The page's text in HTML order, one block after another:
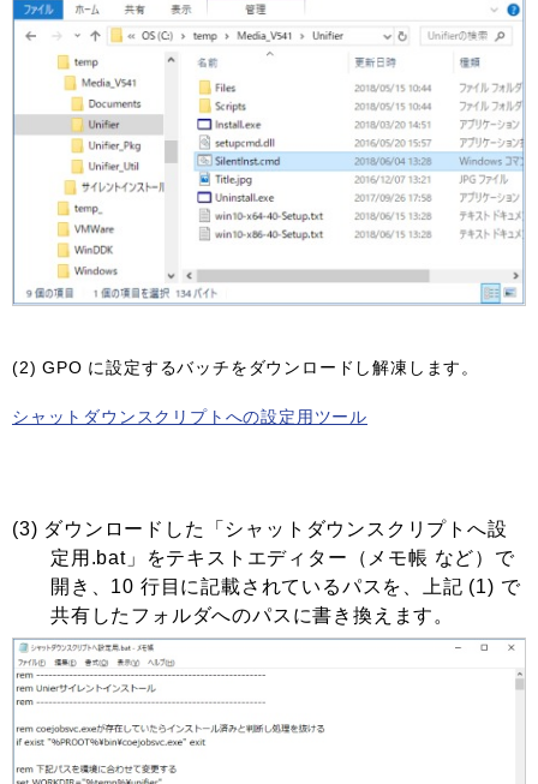
(2) GPO に設定するバッチをダウンロードし解凍します。
シャットダウンスクリプトへの設定用ツール
(3) ダウンロードした「シャットダウンスクリプトへ設
定用.bat」をテキストエディター（メモ帳 など）で
開き、10 行目に記載されているパスを、上記 (1) で
共有したフォルダへのパスに書き換えます。